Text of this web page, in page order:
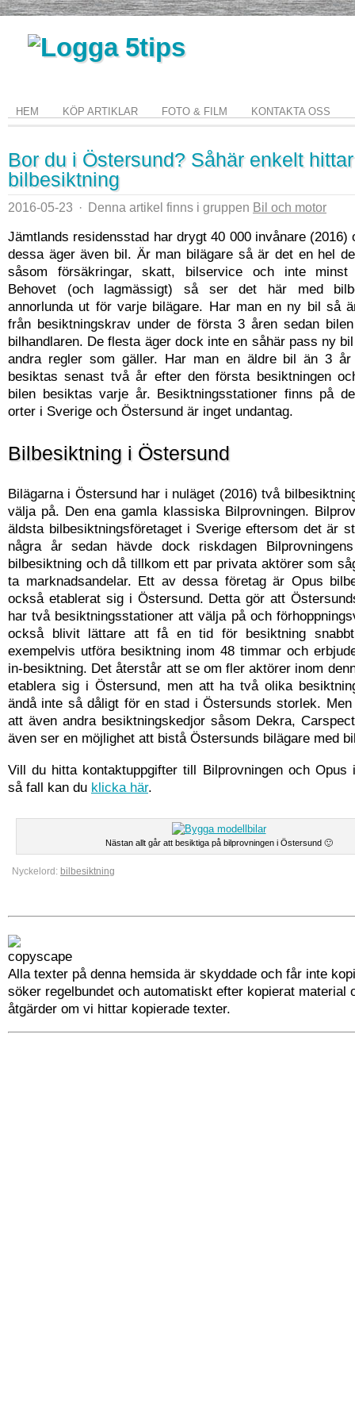
HEM KÖP ARTIKLAR FOTO & FILM KONTAKTA OSS
Bor du i Östersund? Såhär enkelt
bilbesiktning
2016-05-23 · Denna artikel finns i gruppen Bil och motor
Jämtlands residensstad har drygt 40 000 invånare (2016)
dessa äger även bil. Är man bilägare så är det en hel
såsom försäkringar, skatt, bilservice och inte minst
Behovet (och lagmässigt) så ser det här med
annorlunda ut för varje bilägare. Har man en ny bil så
från besiktningskrav under de första 3 åren sedan
bilhandlaren. De flesta äger dock inte en såhär pass ny
andra regler som gäller. Har man en äldre bil än 3
besiktas senast två år efter den första besiktningen
bilen besiktas varje år. Besiktningsstationer finns på
orter i Sverige och Östersund är inget undantag.
Bilbesiktning i Östersund
Bilägarna i Östersund har i nuläget (2016) två
välja på. Den ena gamla klassiska Bilprovningen.
äldsta bilbesiktningsföretaget i Sverige eftersom det är
några år sedan hävde dock riskdagen
bilbesiktning och då tillkom ett par privata aktörer som
ta marknadsandelar. Ett av dessa företag är Opus
också etablerat sig i Östersund. Detta gör att
har två besiktningsstationer att välja på och
också blivit lättare att få en tid för besiktning
exempelvis utföra besiktning inom 48 timmar och
in-besiktning. Det återstår att se om fler aktörer inom
etablera sig i Östersund, men att ha två olika
ändå inte så dåligt för en stad i Östersunds storlek.
att även andra besiktningskedjor såsom Dekra,
även ser en möjlighet att bistå Östersunds bilägare med
Vill du hitta kontaktuppgifter till Bilprovningen och Opus
så fall kan du klicka här.
Nästan allt går att besiktiga på bilprovningen i Östersund 🙂
Nyckelord: bilbesiktning
Alla texter på denna hemsida är skyddade och får inte
söker regelbundet och automatiskt efter kopierat material
åtgärder om vi hittar kopierade texter.